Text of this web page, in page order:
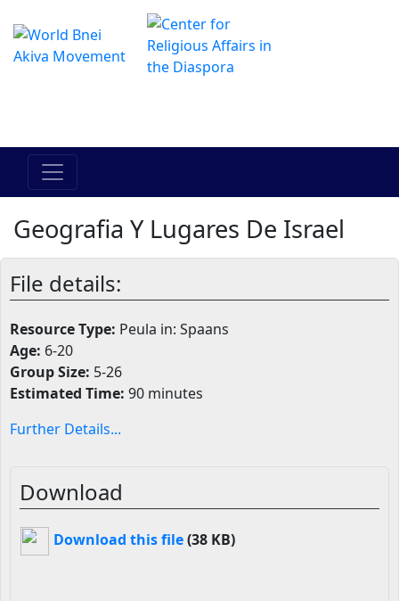
Geografia Y Lugares De Israel
File details:
Resource Type: Peula in: Spaans
Age: 6-20
Group Size: 5-26
Estimated Time: 90 minutes
Further Details...
Download
Download this file(38 KB)